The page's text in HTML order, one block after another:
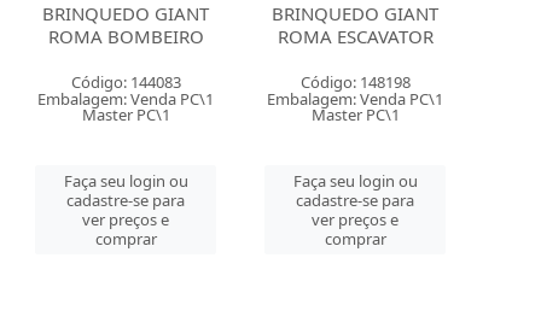
BRINQUEDO GIANT
ROMA BOMBEIRO
Código: 144083
Embalagem: Venda PC\1
Master PC\1
Faça seu login ou
cadastre-se para
ver preços e
comprar
BRINQUEDO GIANT
ROMA ESCAVATOR
Código: 148198
Embalagem: Venda PC\1
Master PC\1
Faça seu login ou
cadastre-se para
ver preços e
comprar